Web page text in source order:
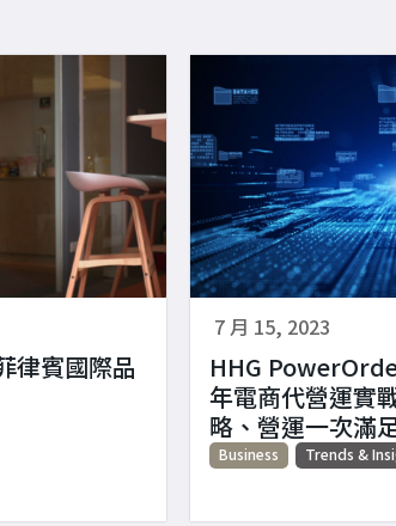
律賓國際品
Business Trends &
HHG
年電商代營運實
略、營運一次滿
7 月 15, 2023